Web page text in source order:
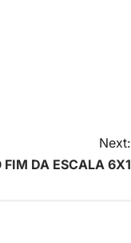
Next:
FIM DA ESCALA 6X1